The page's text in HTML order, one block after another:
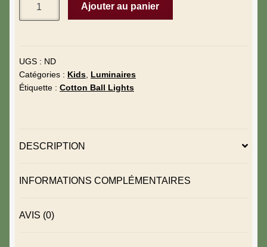
Ajouter au panier
UGS : ND
Catégories : Kids Luminaires
Étiquette : Cotton Ball Lights
DESCRIPTION
INFORMATIONS COMPLÉMENTAIRES
AVIS (0)